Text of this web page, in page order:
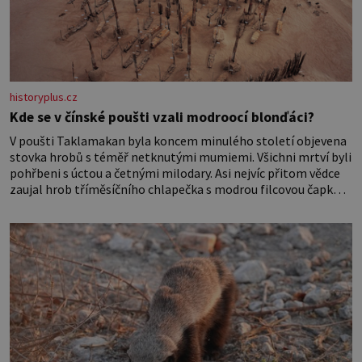
historyplus.cz
Kde se v čínské poušti vzali modroocí blonďáci?
V poušti Taklamakan byla koncem minulého století objevena
stovka hrobů s téměř netknutými mumiemi. Všichni mrtví byli
pohřbeni s úctou a četnými milodary. Asi nejvíc přitom vědce
zaujal hrob tříměsíčního chlapečka s modrou filcovou čapkou,
nesmírně dobře zachovalá, přičítají odborníci zdejším
klimatickým podmínkám. Sucho, prosolené písky a extrémně